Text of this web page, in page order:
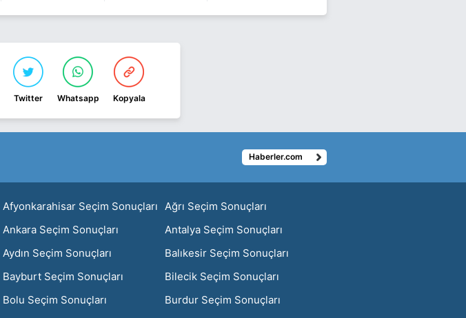
Twitter Whatsapp Kopyala
Haberler.com
Afyonkarahisar Seçim Sonuçları Ağrı Seçim Sonuçları
Ankara Seçim Sonuçları
Antalya Seçim Sonuçları
Aydın Seçim Sonuçları
Balıkesir Seçim Sonuçları
Bayburt Seçim Sonuçları
Bilecik Seçim Sonuçları
Bolu Seçim Sonuçları
Burdur Seçim Sonuçları